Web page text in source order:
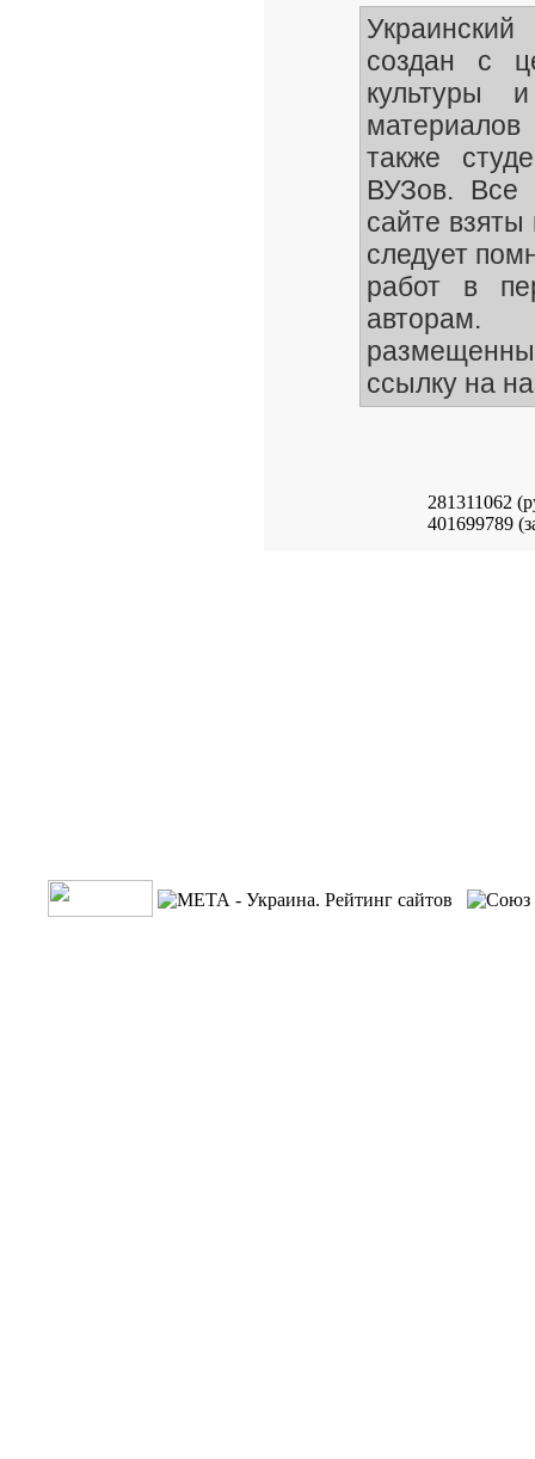
создан с
культуры
также
ВУЗов. Все
сайте
следует
работ в
ссылку на
281311062
401699789